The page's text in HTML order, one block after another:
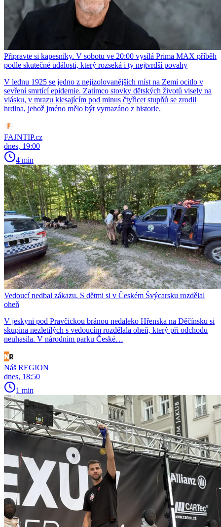
Připravte si kapesníky. V sobotu ve 20:00 vysílá Prima MAX příběh
podle skutečné události, který rozseká i ty nejtvrdší povahy
V lednu 1925 se jedno z nejizolovanějších míst na Zemi ocitlo v
sevření smrtící epidemie. Zatímco stovky dětských životů visely na
vlásku, v mrazu klesajícím pod minus čtyřicet stupňů se zrodil
hrdina, jehož jméno mělo být vymazáno z historie.
FAJNTIP.cz
dnes, 19:00
4 min
Vedoucí nedbal zákazu. S dětmi si v Českém Švýcarsku rozdělal
oheň
V jeskyni pod Pravčickou bránou nedaleko Hřenska na Děčínsku si
skupina nezletilých s vedoucím rozdělala oheň, který při odchodu
neuhasila. V národním parku České…
Náš REGION
dnes, 18:50
1 min